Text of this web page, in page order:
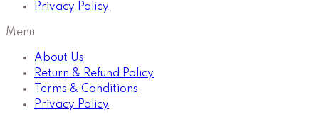
Privacy Policy
Menu
About Us
Return & Refund Policy
Terms & Conditions
Privacy Policy